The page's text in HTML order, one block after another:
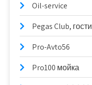
Oil-service
Pegas Club,
Pro-Avto56
Pro100 мойка